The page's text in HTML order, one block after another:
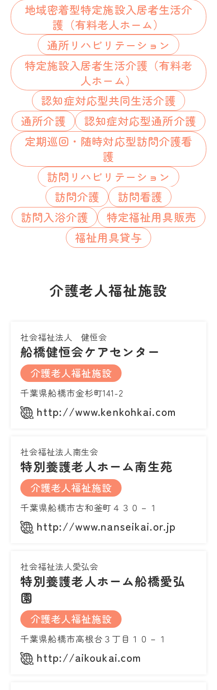
地域密着型特定施設入居者生活介
護（有料老人ホーム）
通所リハビリテーション
特定施設入居者生活介護（有料老
人ホーム）
認知症対応型共同生活介護
通所介護
認知症対応型通所介護
定期巡回・随時対応型訪問介護看
護
訪問リハビリテーション
訪問介護
訪問看護
訪問入浴介護
特定福祉用具販売
福祉用具貸与
介護老人福祉施設
社会福祉法人 健恒会
船橋健恒会ケアセンター
介護老人福祉施設
千葉県船橋市金杉町141-2
http://www.kenkohkai.com
社会福祉法人南生会
特別養護老人ホーム南生苑
介護老人福祉施設
千葉県船橋市古和釜町４３０－１
http://www.nanseikai.or.jp
社会福祉法人愛弘会
特別養護老人ホーム船橋愛弘
園
介護老人福祉施設
千葉県船橋市高根台３丁目１０－１
http://aikoukai.com